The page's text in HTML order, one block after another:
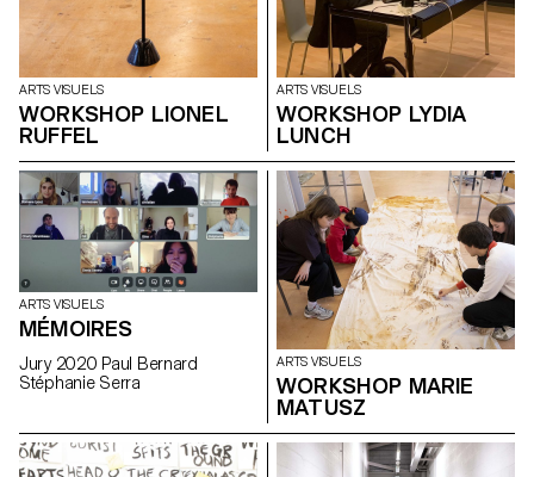
ARTS VISUELS
WORKSHOP LIONEL
RUFFEL
ARTS VISUELS
WORKSHOP LYDIA
LUNCH
ARTS VISUELS
MÉMOIRES
Jury 2020 Paul Bernard
Stéphanie Serra
ARTS VISUELS
WORKSHOP MARIE
MATUSZ